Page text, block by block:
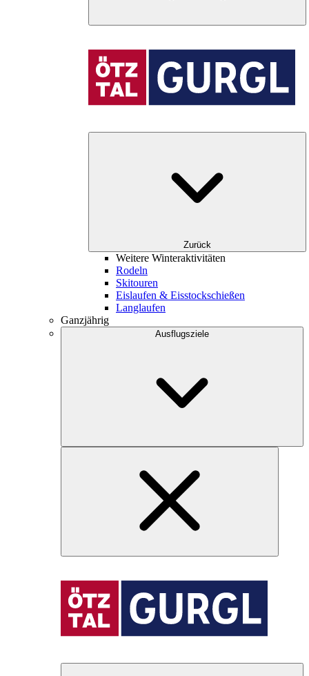
Zurück
Weitere Winteraktivitäten
Rodeln
Skitouren
Eislaufen & Eisstockschießen
Langlaufen
Ganzjährig
Ausflugsziele